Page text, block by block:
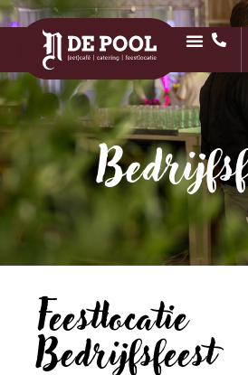
Feestlocatie
Bedrijfsfeest